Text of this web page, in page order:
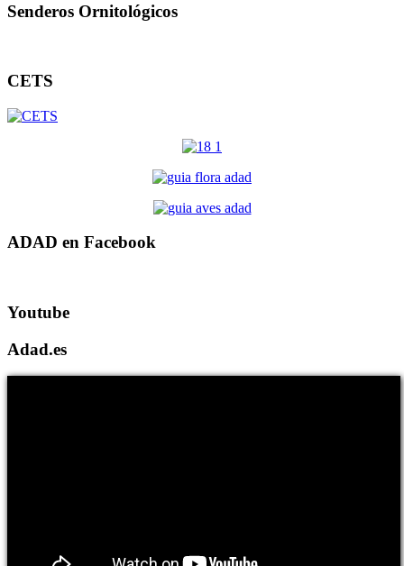
Senderos Ornitológicos
CETS
ADAD en Facebook
Youtube
Adad.es